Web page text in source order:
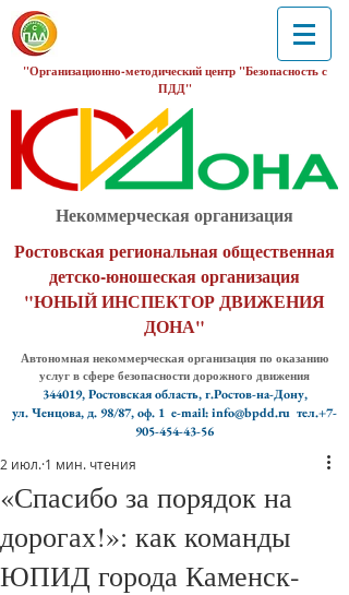
"Организационно-методический центр "Безопасность с
ПДД"
Некоммерческая организация
Ростовская региональная общественная
детско-юношеская организация
"ЮНЫЙ ИНСПЕКТОР ДВИЖЕНИЯ
ДОНА"
Автономная некоммерческая организация по оказанию
услуг в сфере безопасности дорожного движения
344019, Ростовская область, г.Ростов-на-Дону,
ул. Ченцова, д. 98/87, оф. 1 e-mail: info@bpdd.ru тел.+7-
905-454-43-56
«Спасибо за порядок на
дорогах!»: как команды
ЮПИД города Каменск-
2 июл. 1 мин. чтения